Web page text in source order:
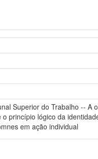
Superior do Trabalho -- A
princípio lógico da
em ação individual